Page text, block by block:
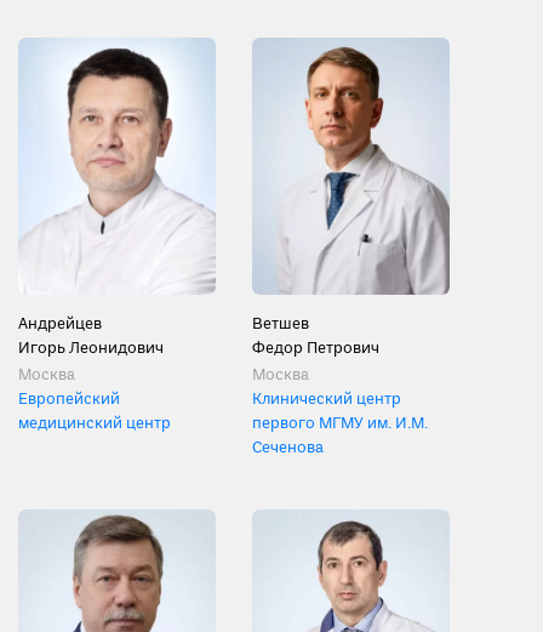
Андрейцев
Игорь Леонидович
Москва
Европейский
медицинский центр
Ветшев
Федор Петрович
Москва
Клинический центр
первого МГМУ им. И.М.
Сеченова